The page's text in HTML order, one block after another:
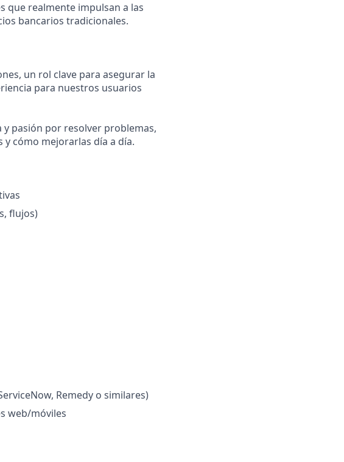
que realmente impulsan a las
bancarios tradicionales.
un rol clave para asegurar la
para nuestros usuarios
pasión por resolver problemas,
cómo mejorarlas día a día.
flujos)
Remedy o similares)
web/móviles